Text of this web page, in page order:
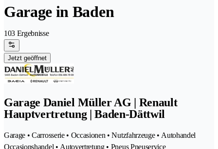
Garage in Baden
103 Ergebnisse
Jetzt geöffnet
Garage Daniel Müller AG | Renault
Hauptvertretung | Baden-Dättwil
Garage • Carrosserie • Occasionen • Nutzfahrzeuge • Autohandel
Occasionshandel • Autovertretung • Pneus Pneuservice